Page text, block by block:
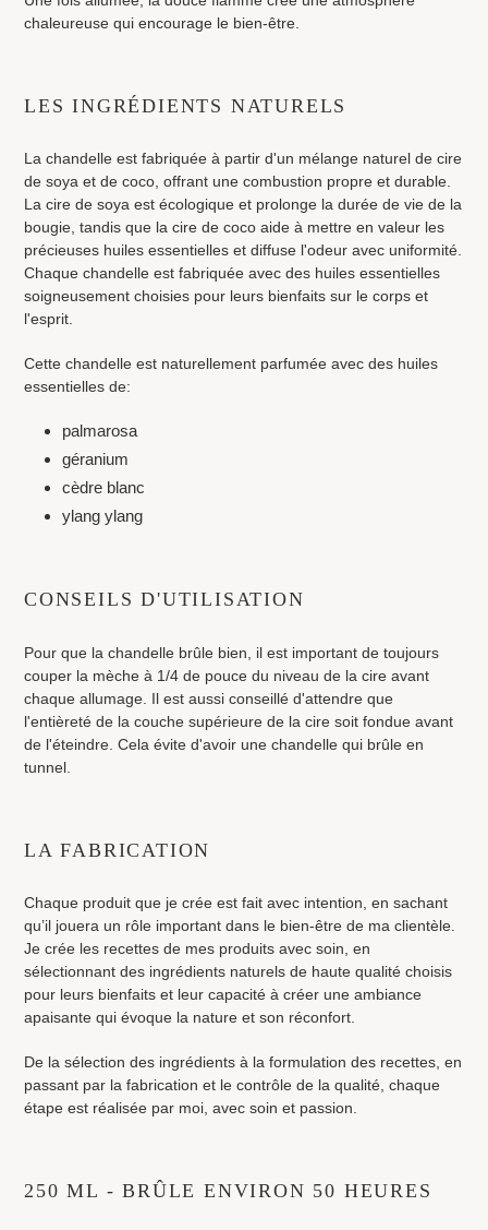
chaleureuse qui encourage le bien-être.
LES INGRÉDIENTS NATURELS
La chandelle est fabriquée à partir d'un mélange naturel de cire
de soya et de coco, offrant une combustion propre et durable.
La cire de soya est écologique et prolonge la durée de vie de la
bougie, tandis que la cire de coco aide à mettre en valeur les
précieuses huiles essentielles et diffuse l'odeur avec uniformité.
Chaque chandelle est fabriquée avec des huiles essentielles
soigneusement choisies pour leurs bienfaits sur le corps et
l'esprit.
Cette chandelle est naturellement parfumée avec des huiles
essentielles de:
palmarosa
géranium
cèdre blanc
ylang ylang
CONSEILS D'UTILISATION
Pour que la chandelle brûle bien, il est important de toujours
couper la mèche à 1/4 de pouce du niveau de la cire avant
chaque allumage. Il est aussi conseillé d'attendre que
l'entièreté de la couche supérieure de la cire soit fondue avant
de l'éteindre. Cela évite d'avoir une chandelle qui brûle en
tunnel.
LA FABRICATION
Chaque produit que je crée est fait avec intention, en sachant
qu’il jouera un rôle important dans le bien-être de ma clientèle.
Je crée les recettes de mes produits avec soin, en
sélectionnant des ingrédients naturels de haute qualité choisis
pour leurs bienfaits et leur capacité à créer une ambiance
apaisante qui évoque la nature et son réconfort.
De la sélection des ingrédients à la formulation des recettes, en
passant par la fabrication et le contrôle de la qualité, chaque
étape est réalisée par moi, avec soin et passion.
250 ML - BRÛLE ENVIRON 50 HEURES